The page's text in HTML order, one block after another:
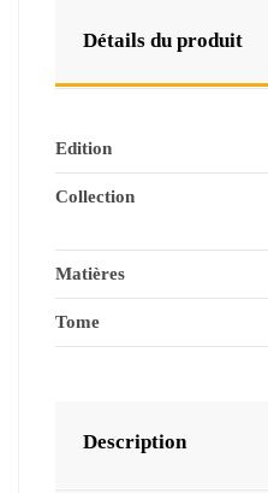
Détails du produit
Edition
Collection
Matières
Tome
Description